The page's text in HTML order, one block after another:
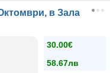
в Зала
30.00€
58.67лв